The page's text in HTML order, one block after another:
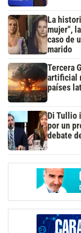
La
mujer",
caso de
marido
Tercera
artificial
países
Di Tullio
por un
debate